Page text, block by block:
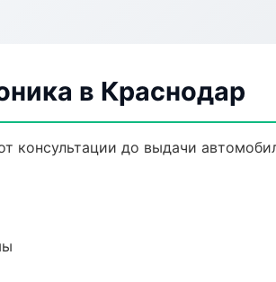
в Краснодар
консультации до выдачи